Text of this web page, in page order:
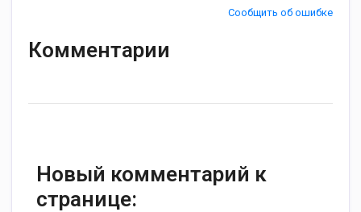
Сообщить об ошибке
Комментарии
Новый комментарий к
странице: